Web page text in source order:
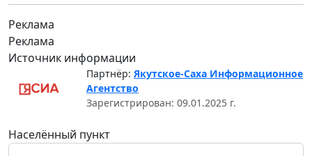
Реклама
Реклама
Источник информации
Партнёр: Якутское-Саха Информационное
Агентство
Зарегистрирован: 09.01.2025 г.
Населённый пункт